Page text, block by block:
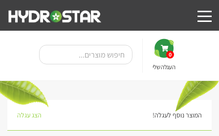
0
העגלה שלי
המוצר נוסף לעגלה! הצג עגלה